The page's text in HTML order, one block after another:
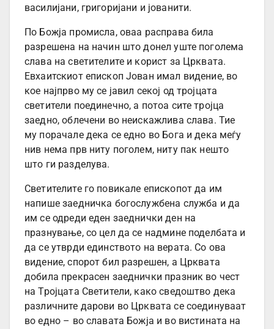
василијани, григоријани и јованити.
По Божја промисла, оваа расправа била
разрешена на начин што донел уште поголема
слава на светителите и корист за Црквата.
Евхаитскиот епископ Јован имал видение, во
кое најпрво му се јавил секој од тројцата
светители поединечно, а потоа сите тројца
заедно, облечени во неискажлива слава. Тие
му порачале дека се едно во Бога и дека меѓу
нив нема прв ниту поголем, ниту пак нешто
што ги разделува.
Светителите го повикале епископот да им
напише заедничка богослужбена служба и да
им се одреди еден заеднички ден на
празнување, со цел да се надмине поделбата и
да се утврди единството на верата. Со ова
видение, спорот бил разрешен, а Црквата
добила прекрасен заеднички празник во чест
на Тројцата Светители, како сведоштво дека
различните дарови во Црквата се соединуваат
во едно – во славата Божја и во вистината на